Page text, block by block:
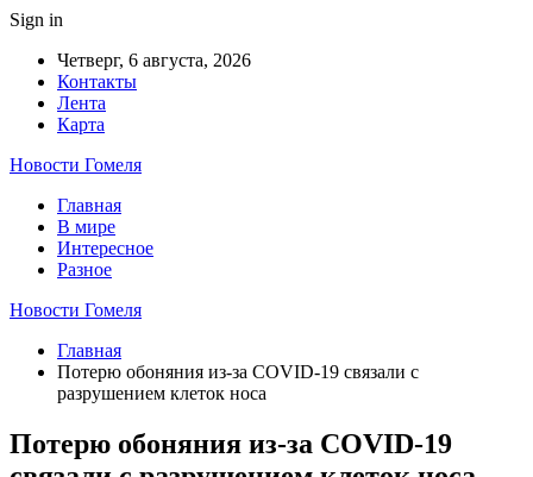
Sign in
Четверг, 6 августа, 2026
Контакты
Лента
Карта
Новости Гомеля
Главная
В мире
Интересное
Разное
Новости Гомеля
Главная
Потерю обоняния из-за COVID-19 связали с
разрушением клеток носа
Потерю обоняния из-за COVID-19